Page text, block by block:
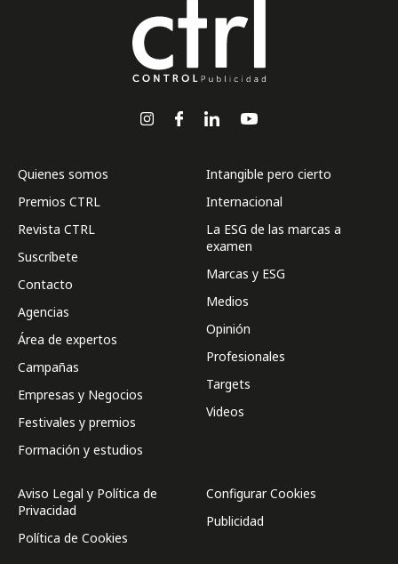
Quienes somos
Premios CTRL
Revista CTRL
Suscríbete
Contacto
Agencias
Área de expertos
Campañas
Empresas y Negocios
Festivales y premios
Formación y estudios
Intangible pero cierto
Internacional
La ESG de las marcas a
examen
Marcas y ESG
Medios
Opinión
Profesionales
Targets
Videos
Aviso Legal y Política de
Privacidad
Política de Cookies
Configurar Cookies
Publicidad